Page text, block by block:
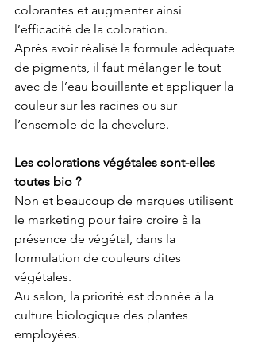
colorantes et augmenter ainsi
l’efficacité de la coloration.
Après avoir réalisé la formule adéquate
de pigments, il faut mélanger le tout
avec de l’eau bouillante et appliquer la
couleur sur les racines ou sur
l’ensemble de la chevelure.
Les colorations végétales sont-elles
toutes bio ?
Non et beaucoup de marques utilisent
le marketing pour faire croire à la
présence de végétal, dans la
formulation de couleurs dites
végétales.
Au salon, la priorité est donnée à la
culture biologique des plantes
employées.